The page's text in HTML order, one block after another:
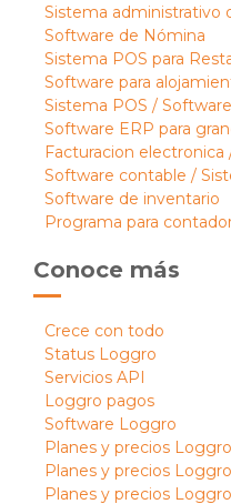
Sistema administrativo
Software de Nómina
Sistema POS para
Software para
Sistema POS /
Software ERP para
Facturacion
Software contable /
Software de inventario
Programa para
Conoce más
Crece con todo
Status Loggro
Servicios API
Loggro pagos
Software Loggro
Planes y precios
Planes y precios
Planes y precios